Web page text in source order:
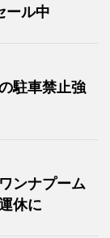
ール中
駐車禁止強
ンナプーム
休に